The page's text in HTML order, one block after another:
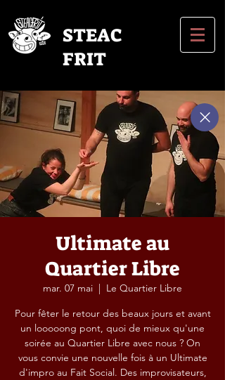
STEAC
FRIT
Ultimate au
Quartier Libre
mar. 07 mai
  |
Le Quartier Libre
Pour fêter le retour des beaux jours et avant
un looooong pont, quoi de mieux qu'une
soirée au Quartier Libre avec nous ? On
vous convie une nouvelle fois à un Ultimate
d'impro au Fait Social. Des improvisateurs,